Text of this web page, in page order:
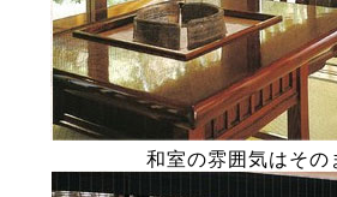
和室の雰囲気はその